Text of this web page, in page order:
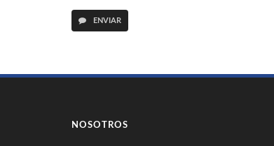
ENVIAR
NOSOTROS